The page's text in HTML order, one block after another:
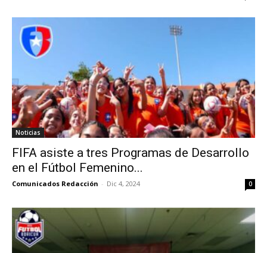
Noticias
FIFA asiste a tres Programas de Desarrollo
en el Fútbol Femenino...
Comunicados Redacción - Dic 4, 2024 0